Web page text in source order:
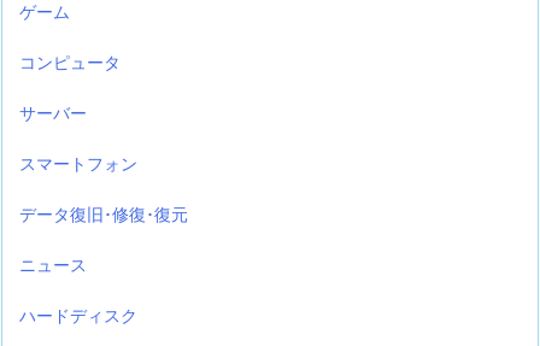
ゲーム
コンピュータ
サーバー
スマートフォン
データ復旧･修復･復元
ニュース
ハードディスク